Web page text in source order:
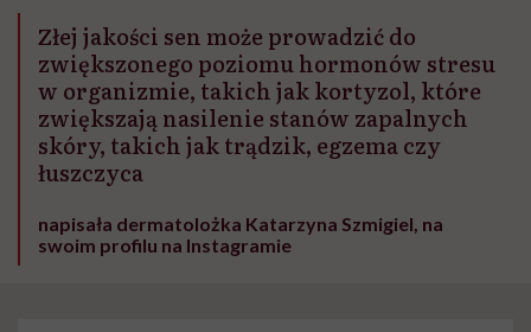
może chyba tylko
głupota i brak
wyobraźni"
Złej jakości sen może prowadzić do
zwiększonego poziomu hormonów stresu
w organizmie, takich jak kortyzol, które
zwiększają nasilenie stanów zapalnych
skóry, takich jak trądzik, egzema czy
łuszczyca
napisała dermatolożka Katarzyna Szmigiel, na
swoim profilu na Instagramie